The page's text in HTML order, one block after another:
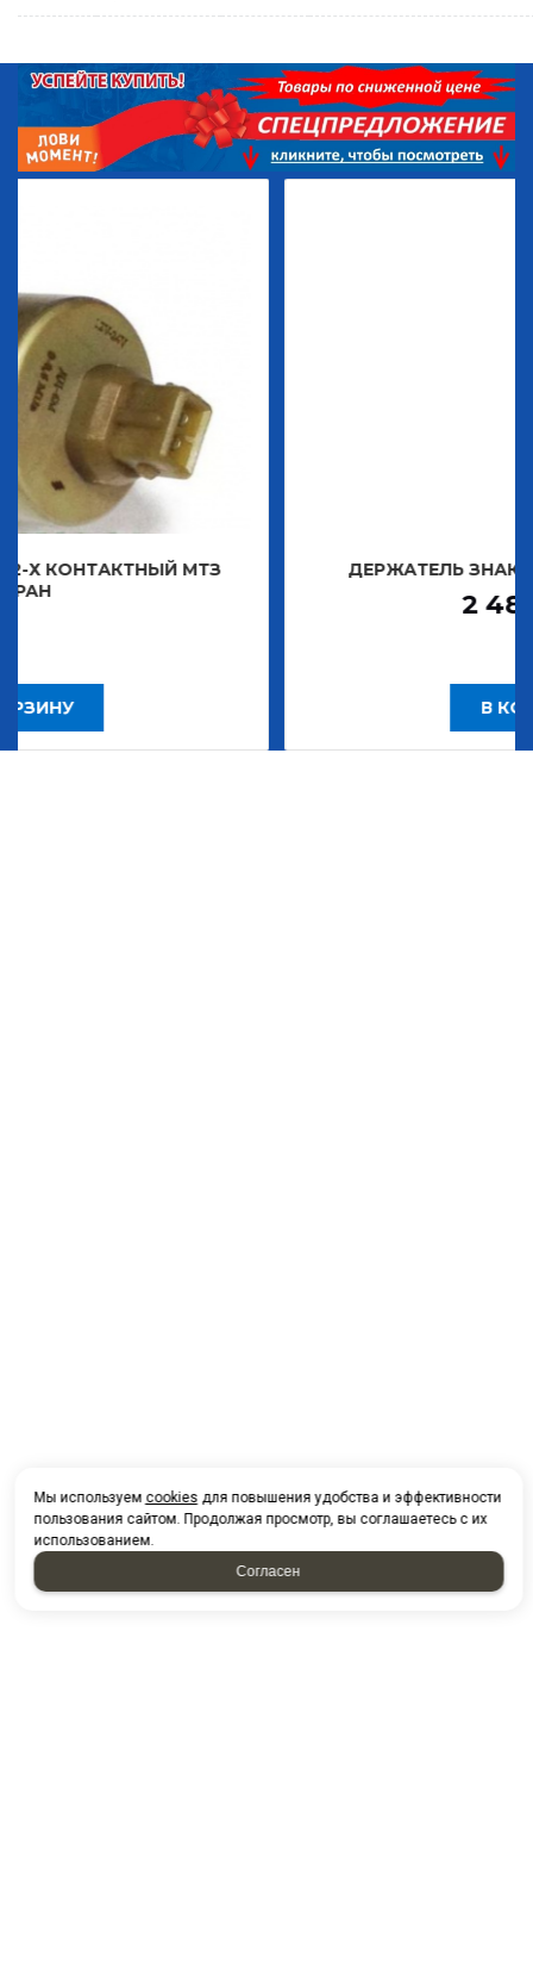
МТЗ ДЕРЖАТЕЛЬ ЗНАКА
Р
Мы используем cookies для повышения удобства и эффективности
пользования сайтом. Продолжая просмотр, вы соглашаетесь с их
использованием.
Согласен